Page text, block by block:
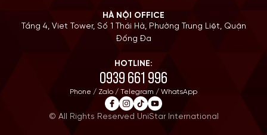
HÀ NỘI OFFICE
Tầng 4, Viet Tower, Số 1 Thái Hà, Phường Trung Liệt, Quận
Đống Đa
HOTLINE:
0939 661 996
Phone / Zalo / Telegram / WhatsApp
© All Rights Reserved UniStar International